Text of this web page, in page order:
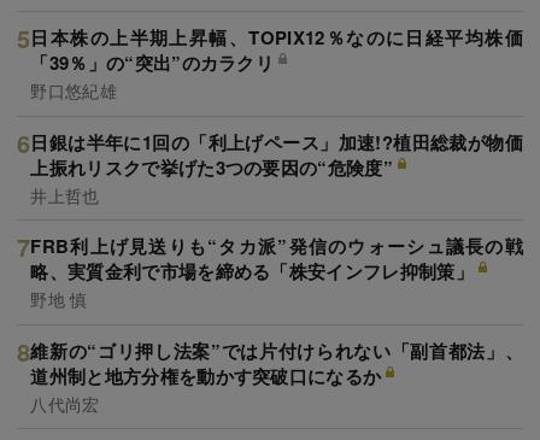
日本株の上半期上昇幅、TOPIX12％なのに日経平均株価
「39％」の“突出”のカラクリ
野口悠紀雄
日銀は半年に1回の「利上げペース」加速!?植田総裁が物価
上振れリスクで挙げた3つの要因の“危険度”
井上哲也
FRB利上げ見送りも“タカ派”発信のウォーシュ議長の戦
略、実質金利で市場を締める「株安インフレ抑制策」
野地 慎
維新の“ゴリ押し法案”では片付けられない「副首都法」、
道州制と地方分権を動かす突破口になるか
八代尚宏